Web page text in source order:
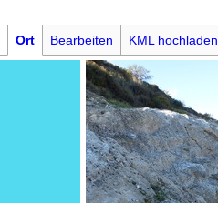
Ort Bearbeiten KML hochladen